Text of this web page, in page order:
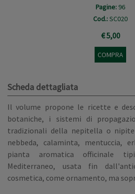
Pagine: 96
Cod.:SC020
€ 5,00
COMPRA
Scheda dettagliata
Il volume propone le ricette e
botaniche, i sistemi di
tradizionali della nepitella o
nebbeda, calaminta, mentuccia,
pianta aromatica officinale
Mediterraneo, usata fin
cosmetica, come ornamento, ma